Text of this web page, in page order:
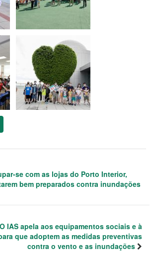
se com as lojas do Porto Interior,
bem preparados contra inundações
O IAS apela aos equipamentos sociais e à
que adoptem as medidas preventivas
contra o vento e as inundações